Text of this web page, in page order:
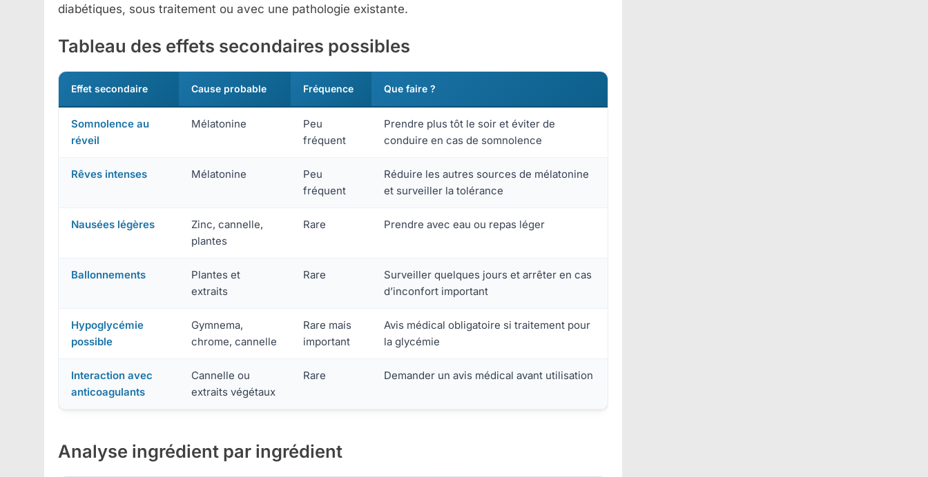
diabétiques, sous traitement ou avec une pathologie existante.
Tableau des effets secondaires possibles
Effet secondaire Cause probable Fréquence Que faire ?
Somnolence au
réveil
Mélatonine
Peu
fréquent
Prendre plus tôt le soir et éviter de
conduire en cas de somnolence
Rêves intenses Mélatonine
Peu
fréquent
Réduire les autres sources de mélatonine
et surveiller la tolérance
Nausées légères
Zinc, cannelle,
plantes
Rare Prendre avec eau ou repas léger
Ballonnements
Plantes et
extraits
Rare
Surveiller quelques jours et arrêter en cas
d’inconfort important
Hypoglycémie
possible
Gymnema,
chrome, cannelle
Rare mais
important
Avis médical obligatoire si traitement pour
la glycémie
Interaction avec
anticoagulants
Cannelle ou
extraits végétaux
Rare Demander un avis médical avant utilisation
Analyse ingrédient par ingrédient